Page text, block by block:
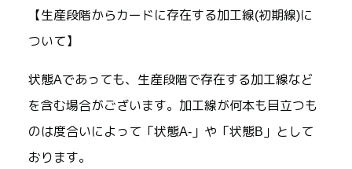
【生産段階からカードに存在する加工線(初期線)に
ついて】
状態Aであっても、生産段階で存在する加工線など
を含む場合がございます。加工線が何本も目立つも
のは度合いによって「状態A-」や「状態B」として
おります。